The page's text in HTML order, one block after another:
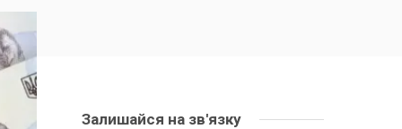
Залишайся на зв'язку